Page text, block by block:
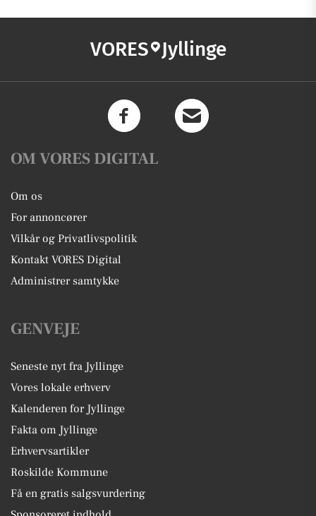
VORES Jyllinge
OM VORES DIGITAL
Om os
For annoncører
Vilkår og Privatlivspolitik
Kontakt VORES Digital
Administrer samtykke
GENVEJE
Seneste nyt fra Jyllinge
Vores lokale erhverv
Kalenderen for Jyllinge
Fakta om Jyllinge
Erhvervsartikler
Roskilde Kommune
Få en gratis salgsvurdering